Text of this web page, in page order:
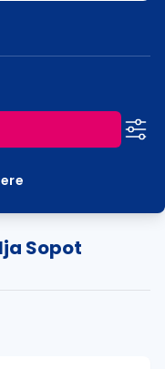
Sopot